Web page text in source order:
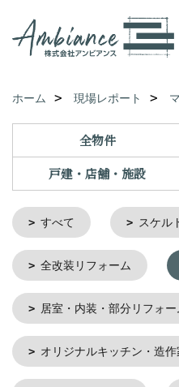
ホーム 現場レポート
全物件
戸建・店舗・施設
すべて スケル
全改装リフォーム
居室・内装・部分リフォー
オリジナルキッチン・造